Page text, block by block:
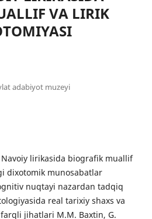
VA LIRIK
adabiyot muzeyi
lirikasida biografik muallif
dixotomik munosabatlar
nuqtayi nazardan tadqiq
real tarixiy shaxs va
jihatlari M.M. Baxtin, G.